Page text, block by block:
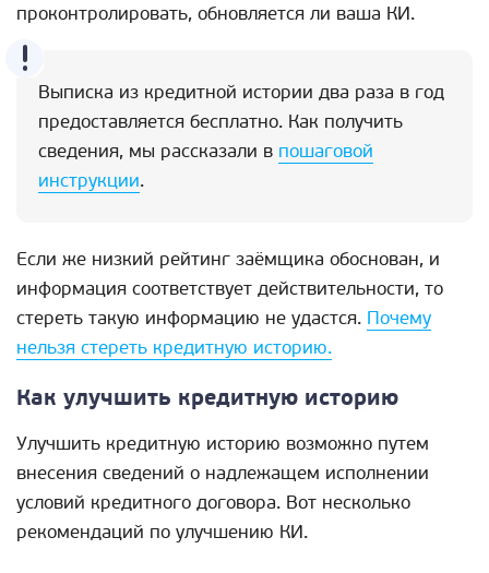
проконтролировать, обновляется ли ваша КИ.
Выписка из кредитной истории два раза в год
предоставляется бесплатно. Как получить
сведения, мы рассказали в пошаговой
инструкции.
Если же низкий рейтинг заёмщика обоснован, и
информация соответствует действительности, то
стереть такую информацию не удастся. Почему
нельзя стереть кредитную историю.
Как улучшить кредитную историю
Улучшить кредитную историю возможно путем
внесения сведений о надлежащем исполнении
условий кредитного договора. Вот несколько
рекомендаций по улучшению КИ.